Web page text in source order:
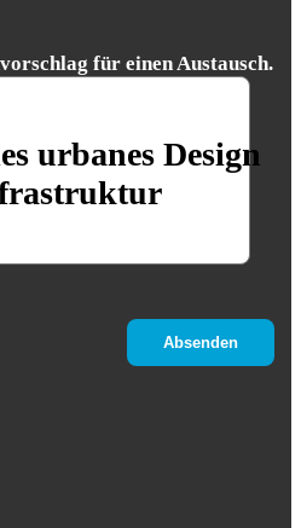
urbanes Design
für einen Austausch.